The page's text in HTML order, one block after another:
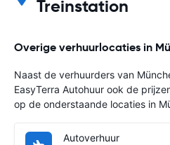
Treinstation
Overige verhuurlocaties in
Naast de verhuurders van
EasyTerra Autohuur ook de
op de onderstaande locaties in
Autoverhuur